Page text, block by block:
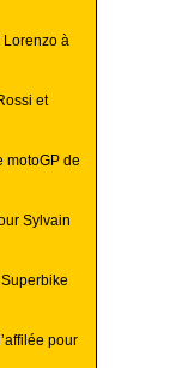
Lorenzo à
et
motoGP de
Sylvain
pour